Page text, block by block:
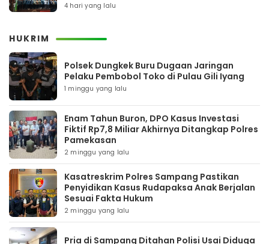
4 hari yang lalu
HUKRIM
Polsek Dungkek Buru Dugaan Jaringan
Pelaku Pembobol Toko di Pulau Gili Iyang
1 minggu yang lalu
Enam Tahun Buron, DPO Kasus Investasi
Fiktif Rp7,8 Miliar Akhirnya Ditangkap Polres
Pamekasan
2 minggu yang lalu
Kasatreskrim Polres Sampang Pastikan
Penyidikan Kasus Rudapaksa Anak Berjalan
Sesuai Fakta Hukum
2 minggu yang lalu
Pria di Sampang Ditahan Polisi Usai Diduga